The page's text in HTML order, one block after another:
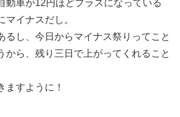
動車が12円ほどプラスになっている
マイナスだし。
るし、今日からマイナス祭りってこと
から、残り三日で上がってくれること
ますように！